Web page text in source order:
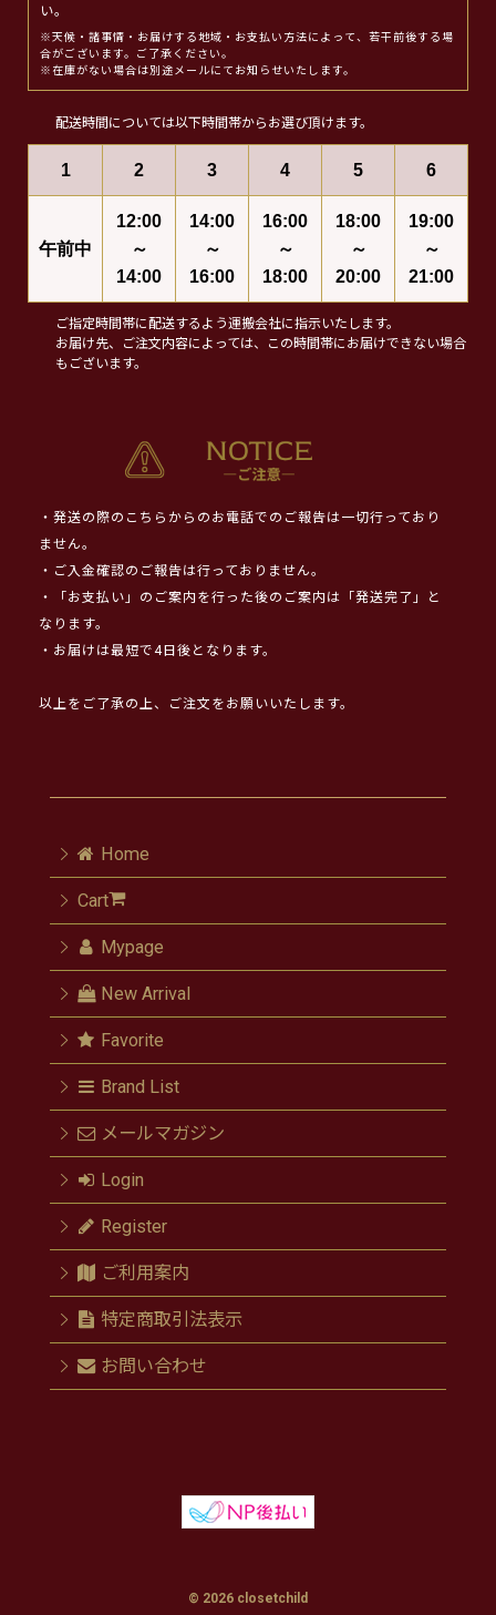
い。
※天候・諸事情・お届けする地域・お支払い方法によって、若干前後する場
合がございます。ご了承ください。
※在庫がない場合は別途メールにてお知らせいたします。
配送時間については以下時間帯からお選び頂けます。
1 2 3 4 5 6
午前中
12:00
～
14:00
14:00
～
16:00
16:00
～
18:00
18:00
～
20:00
19:00
～
21:00
ご指定時間帯に配送するよう運搬会社に指示いたします。
お届け先、ご注文内容によっては、この時間帯にお届けできない場合
もございます。
・発送の際のこちらからのお電話でのご報告は一切行っており
ません。
・ご入金確認のご報告は行っておりません。
・「お支払い」のご案内を行った後のご案内は「発送完了」と
なります。
・お届けは最短で4日後となります。
以上をご了承の上、ご注文をお願いいたします。
Home
Cart
Mypage
New Arrival
Favorite
Brand List
メールマガジン
Login
Register
ご利用案内
特定商取引法表示
お問い合わせ
© 2026 closetchild